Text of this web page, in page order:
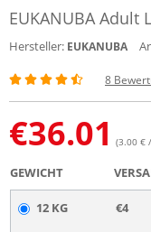
EUKANUBA Adult
Hersteller: EUKANUBA
8
€36.01 (3.00 €
GEWICHT
12 KG €4